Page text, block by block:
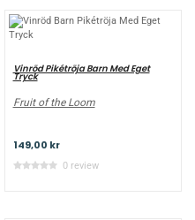
Vinröd Pikétröja Barn Med Eget
Tryck
Fruit of the Loom
149,00 kr
0 review